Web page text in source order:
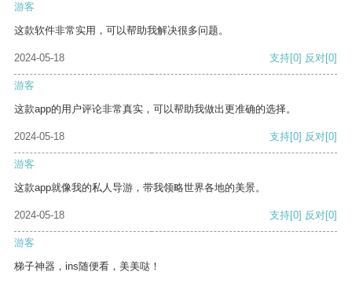
游客
这款软件非常实用，可以帮助我解决很多问题。
2024-05-18 支持[0] 反对[0]
游客
这款app的用户评论非常真实，可以帮助我做出更准确的选择。
2024-05-18 支持[0] 反对[0]
游客
这款app就像我的私人导游，带我领略世界各地的美景。
2024-05-18 支持[0] 反对[0]
游客
梯子神器，ins随便看，美美哒！